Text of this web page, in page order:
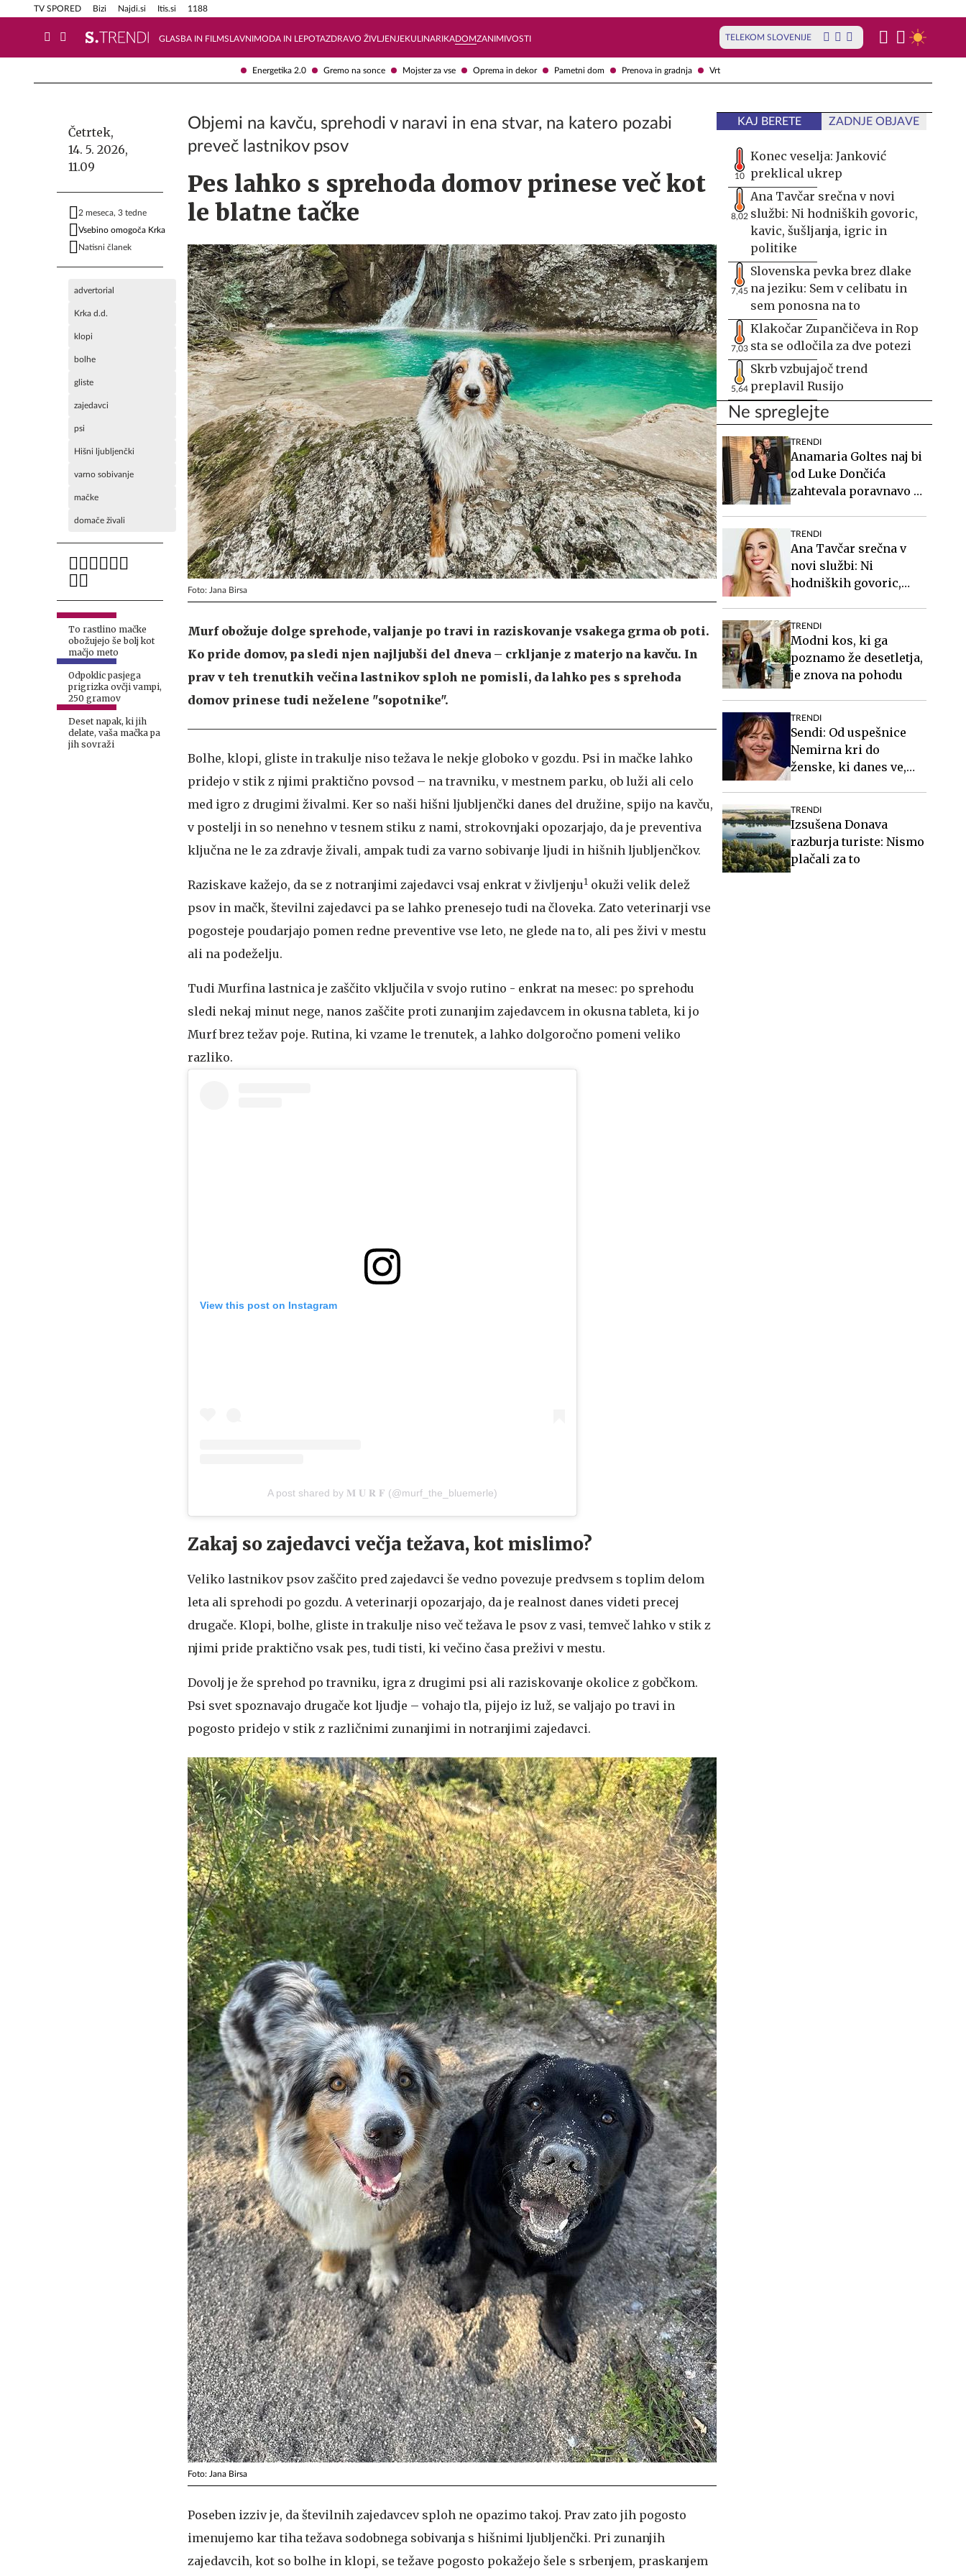
Energetika 2.0 Gremo na sonce Mojster za vse Oprema in dekor Pametni dom Prenova in gradnja Vrt
TV SPORED Bizi Najdi.si Itis.si 1188
GLASBA IN FILMSLAVNIMODA IN LEPOTAZDRAVO ŽIVLJENJEKULINARIKADOMZANIMIVOSTI TELEKOM SLOVENIJE
Info in obvestila Tehnik
Četrtek,
14. 5. 2026,
11.09
2 meseca, 3 tedne
Vsebino omogoča Krka
Natisni članek
advertorial
Krka d.d.
klopi
bolhe
gliste
zajedavci
psi
Hišni ljubljenčki
varno sobivanje
mačke
domače živali
To rastlino mačke
obožujejo še bolj kot
mačjo meto
Odpoklic pasjega
prigrizka ovčji vampi,
250 gramov
Deset napak, ki jih
delate, vaša mačka pa
jih sovraži
Objemi na kavču, sprehodi v naravi in ena stvar, na katero pozabi
preveč lastnikov psov
Pes lahko s sprehoda domov prinese več kot
le blatne tačke
Foto: Jana Birsa
Murf obožuje dolge sprehode, valjanje po travi in raziskovanje vsakega grma ob poti.
Ko pride domov, pa sledi njen najljubši del dneva – crkljanje z materjo na kavču. In
prav v teh trenutkih večina lastnikov sploh ne pomisli, da lahko pes s sprehoda
domov prinese tudi neželene "sopotnike".
Bolhe, klopi, gliste in trakulje niso težava le nekje globoko v gozdu. Psi in mačke lahko
pridejo v stik z njimi praktično povsod – na travniku, v mestnem parku, ob luži ali celo
med igro z drugimi živalmi. Ker so naši hišni ljubljenčki danes del družine, spijo na kavču,
v postelji in so nenehno v tesnem stiku z nami, strokovnjaki opozarjajo, da je preventiva
ključna ne le za zdravje živali, ampak tudi za varno sobivanje ljudi in hišnih ljubljenčkov.
Raziskave kažejo, da se z notranjimi zajedavci vsaj enkrat v življenju 1 okuži velik delež
psov in mačk, številni zajedavci pa se lahko prenesejo tudi na človeka. Zato veterinarji vse
pogosteje poudarjajo pomen redne preventive vse leto, ne glede na to, ali pes živi v mestu
ali na podeželju.
Tudi Murfina lastnica je zaščito vključila v svojo rutino - enkrat na mesec: po sprehodu
sledi nekaj minut nege, nanos zaščite proti zunanjim zajedavcem in okusna tableta, ki jo
Murf brez težav poje. Rutina, ki vzame le trenutek, a lahko dolgoročno pomeni veliko
razliko.
View this post on Instagram
A post shared by 𝐌 𝐔 𝐑 𝐅 (@murf_the_bluemerle)
Zakaj so zajedavci večja težava, kot mislimo?
Veliko lastnikov psov zaščito pred zajedavci še vedno povezuje predvsem s toplim delom
leta ali sprehodi po gozdu. A veterinarji opozarjajo, da je realnost danes videti precej
drugače. Klopi, bolhe, gliste in trakulje niso več težava le psov z vasi, temveč lahko v stik z
njimi pride praktično vsak pes, tudi tisti, ki večino časa preživi v mestu.
Dovolj je že sprehod po travniku, igra z drugimi psi ali raziskovanje okolice z gobčkom.
Psi svet spoznavajo drugače kot ljudje – vohajo tla, pijejo iz luž, se valjajo po travi in
pogosto pridejo v stik z različnimi zunanjimi in notranjimi zajedavci.
Foto: Jana Birsa
Poseben izziv je, da številnih zajedavcev sploh ne opazimo takoj. Prav zato jih pogosto
imenujemo kar tiha težava sodobnega sobivanja s hišnimi ljubljenčki. Pri zunanjih
zajedavcih, kot so bolhe in klopi, se težave pogosto pokažejo šele s srbenjem, praskanjem
KAJ BERETE ZADNJE OBJAVE
10
Konec veselja: Janković
preklical ukrep
8,02
Ana Tavčar srečna v novi
službi: Ni hodniških govoric,
kavic, šušljanja, igric in
politike
7,45
Slovenska pevka brez dlake
na jeziku: Sem v celibatu in
sem ponosna na to
7,03
Klakočar Zupančičeva in Rop
sta se odločila za dve potezi
5,64
Skrb vzbujajoč trend
preplavil Rusijo
Ne spreglejte
TRENDI
Anamaria Goltes naj bi
od Luke Dončića
zahtevala poravnavo v
TRENDI
Ana Tavčar srečna v
novi službi: Ni
hodniških govoric,
TRENDI
Modni kos, ki ga
poznamo že desetletja,
je znova na pohodu
TRENDI
Sendi: Od uspešnice
Nemirna kri do
ženske, ki danes ve,
TRENDI
Izsušena Donava
razburja turiste: Nismo
plačali za to